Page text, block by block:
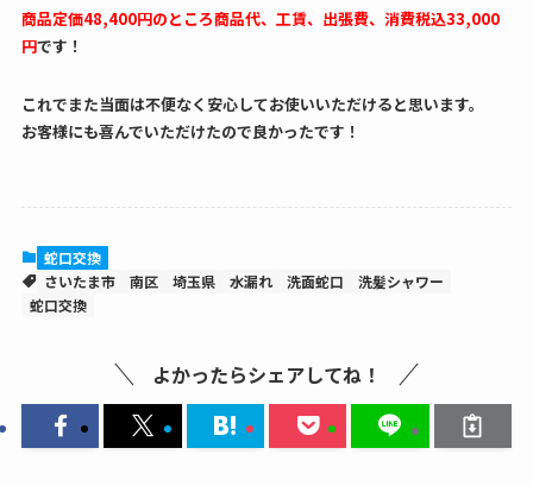
商品定価48,400円のところ商品代、工賃、出張費、消費税込33,000
円です！
これでまた当面は不便なく安心してお使いいただけると思います。
お客様にも喜んでいただけたので良かったです！
蛇口交換
さいたま市
南区 埼玉県 水漏れ 洗面蛇口
洗髪シャワー
蛇口交換
よかったらシェアしてね！